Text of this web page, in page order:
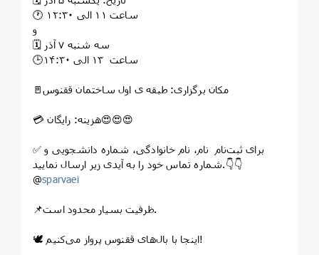
🕐 ساعت ۱۱ الی ۱۲:۳۰
و
🗓 سه شنبه ۷ آذر
🕒ساعت ۱۳ الی ۱۴:۳۰
🚪مکان برگزاری: طبقه ی اول ساختمان ققنوس
💳 هزینه: رایگان😍😍😍
✅ برای ثبت‌نام نام، نام خانوادگی، شماره دانشجویی و
شماره تماس خود را به آیدی زیر ارسال نمایید.👇👇
@sparvaei
📌ظرفیت بسیار محدود است.
🕊 اینجا با بال‌های ققنوس پرواز می‌کنیم!